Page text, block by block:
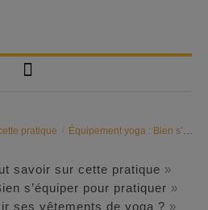
pratique / Équipement yoga : Bien s’équiper pour pratiquer
savoir sur cette pratique »
s’équiper pour pratiquer »
ses vêtements de yoga ? »